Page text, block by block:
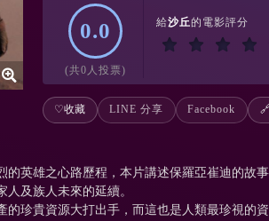
0.0
(共0人投票)
給沙丘的電影評分
♡收藏 LINE 分享 Facebook
的英雄之心路歷程，本片講述保羅亞崔迪的故
及族人未來的延續。
珍貴資源大打出手，而這也是人類最珍視的